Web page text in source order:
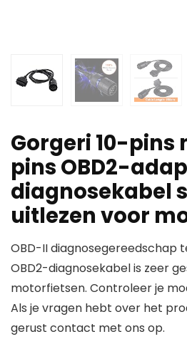
Gorgeri 10-pins
pins OBD2-
diagnosekabel
uitlezen voor
OBD-II diagnosegereedschap
OBD2-diagnosekabel is zeer
motorfietsen. Controleer je
Als je vragen hebt over het
gerust contact met ons op.